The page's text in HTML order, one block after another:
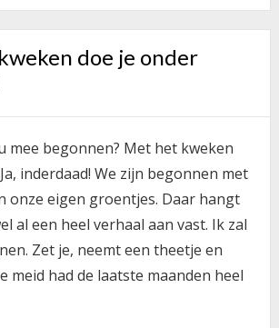
doe je onder
mee begonnen? Met het kweken
inderdaad! We zijn begonnen met
onze eigen groentjes. Daar hangt
al een heel verhaal aan vast. Ik zal
Zet je, neemt een theetje en
meid had de laatste maanden heel